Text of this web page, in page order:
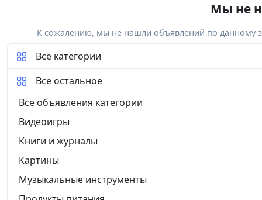
Мы не
К сожалению, мы не нашли объявлений по данному
Все категории
Все остальное
Все объявления категории
Видеоигры
Книги и журналы
Картины
Музыкальные инструменты